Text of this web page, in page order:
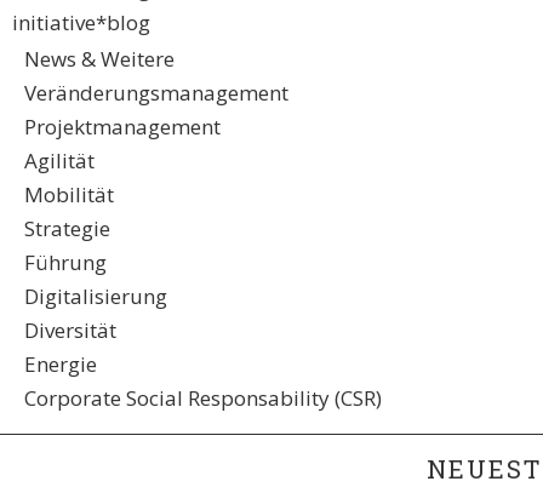
initiative*blog
News & Weitere
Veränderungsmanagement
Projektmanagement
Agilität
Mobilität
Strategie
Führung
Digitalisierung
Diversität
Energie
Corporate Social Responsability (CSR)